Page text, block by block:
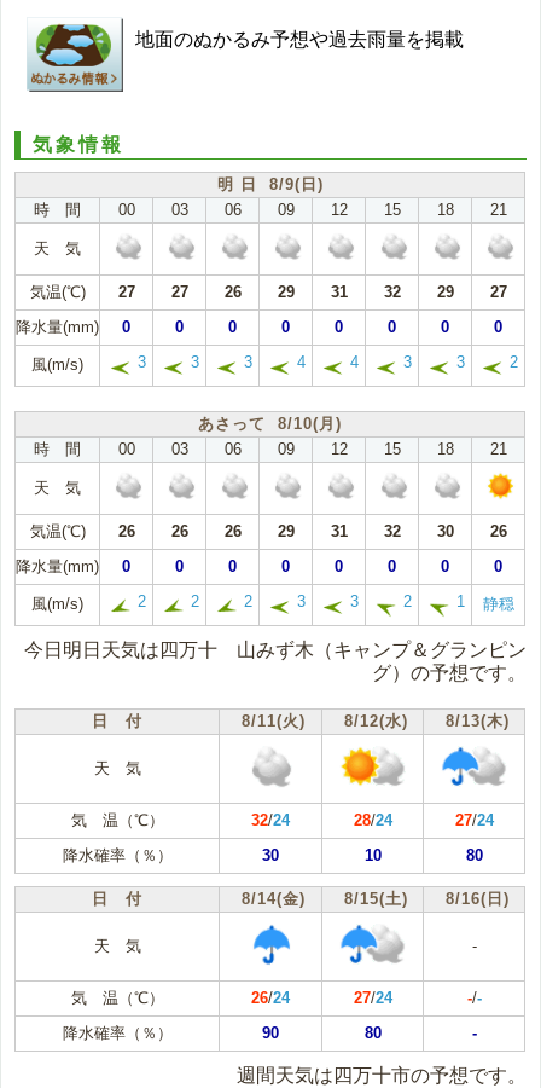
地面のぬかるみ予想や過去雨量を掲載
気象情報
明 日 8/9(日)
時 間
00 03 06 09 12 15 18 21
天 気
気温(℃) 27 27 26 29 31 32 29
27
降水量(mm)
0 0 0 0 0 0 0 0
風(m/s) 3 3 3 4 4 3 3 2
あさって 8/10(月)
時 間
00 03 06 09 12 15 18 21
天 気
気温(℃) 26 26 26 29 31 32 30
26
降水量(mm)
0 0 0 0 0 0 0 0
風(m/s) 2 2 2 3 3 2 1 静穏
今日明日天気は四万十 山みず木（キャンプ＆グランピン
グ）の予想です。
日 付 8/11(火) 8/12(水) 8/13(木)
天 気
気 温（℃） 32/24 28/24 27/24
降水確率（％）
30 10 80
日 付 8/14(金) 8/15(土) 8/16(日)
天 気 -
気 温（℃） 26/24 27/24 -/-
降水確率（％）
90 80 -
週間天気は四万十市の予想です。